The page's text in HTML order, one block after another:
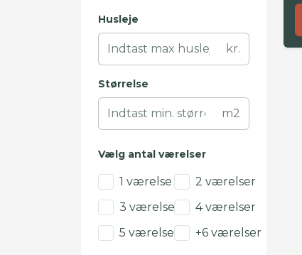
Husleje
kr.
Størrelse
m2
Vælg antal værelser
1 værelse
2 værelser
3 værelser
4 værelser
5 værelser
+6 værelser